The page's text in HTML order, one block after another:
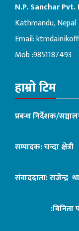
N.P. Sanchar
Kathmandu, Nepal
Email:
Mob :9851187493
हाम्रो टिम
प्रबन्ध निर्देशक/
सम्पादक: चन्दा क्षेत्री
संवाददाता: राजेन्द्र
:बिनिता